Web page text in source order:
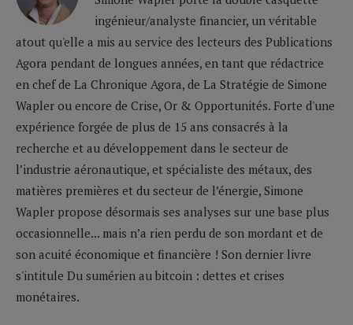
ingénieur/analyste financier, un véritable
atout qu'elle a mis au service des lecteurs des Publications
Agora pendant de longues années, en tant que rédactrice
en chef de La Chronique Agora, de La Stratégie de Simone
Wapler ou encore de Crise, Or & Opportunités. Forte d'une
expérience forgée de plus de 15 ans consacrés à la
recherche et au développement dans le secteur de
l’industrie aéronautique, et spécialiste des métaux, des
matières premières et du secteur de l’énergie, Simone
Wapler propose désormais ses analyses sur une base plus
occasionnelle... mais n’a rien perdu de son mordant et de
son acuité économique et financière ! Son dernier livre
s'intitule Du sumérien au bitcoin : dettes et crises
monétaires.